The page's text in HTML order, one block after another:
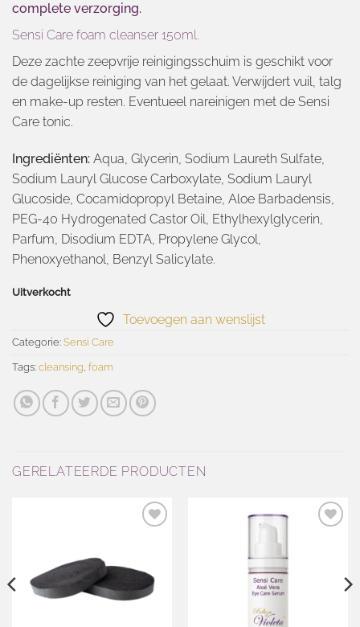
complete verzorging.
Sensi Care foam cleanser 150ml.
Deze zachte zeepvrije reinigingsschuim is geschikt voor
de dagelijkse reiniging van het gelaat. Verwijdert vuil, talg
en make-up resten. Eventueel nareinigen met de Sensi
Care tonic.
Ingrediënten: Aqua, Glycerin, Sodium Laureth Sulfate,
Sodium Lauryl Glucose Carboxylate, Sodium Lauryl
Glucoside, Cocamidopropyl Betaine, Aloe Barbadensis,
PEG-40 Hydrogenated Castor Oil, Ethylhexylglycerin,
Parfum, Disodium EDTA, Propylene Glycol,
Phenoxyethanol, Benzyl Salicylate.
Uitverkocht
Toevoegen aan wenslijst
Categorie: Sensi Care
Tags: cleansing foam
GERELATEERDE PRODUCTEN